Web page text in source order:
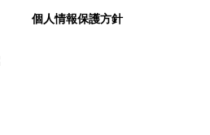
個人情報保護方針